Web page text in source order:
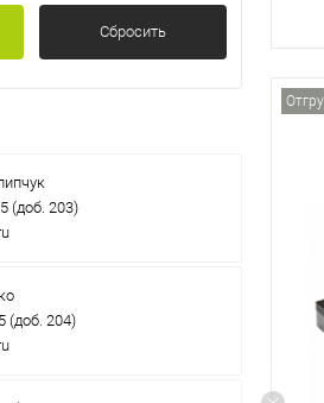
Сбросить
(доб. 203)
(доб. 204)